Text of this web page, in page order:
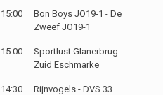
15:00
Bon Boys JO19-1 - De
Zweef JO19-1
15:00
Sportlust Glanerbrug -
Zuid Eschmarke
14:30
Rijnvogels - DVS 33